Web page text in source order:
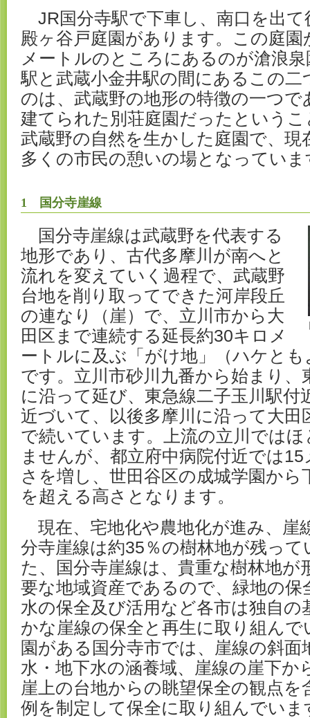
JR国分寺駅で下車し、南口を出て
殿ヶ谷戸庭園があります。この庭
メートルのところにあるのが滄浪
駅と武蔵小金井駅の間にあるこの二
のは、武蔵野の地形の特徴の一つで
建てられた別荘庭園だったという
武蔵野の自然を生かした庭園で、現
多くの市民の憩いの場となっていま
1 国分寺崖線
国分寺崖線は武蔵野を代表する
地形であり、古代多摩川が南へと
流れを変えていく過程で、武蔵野
台地を削り取ってできた河岸段丘
の連なり（崖）で、立川市から大
田区まで連続する延長約30キロメ
ートルに及ぶ「がけ地」（ハケと
です。立川市砂川九番から始まり、
に沿って延び、東急線二子玉川駅付
近づいて、以後多摩川に沿って大田
で続いています。上流の立川では
ませんが、都立府中病院付近では
さを増し、世田谷区の成城学園か
を超える高さとなります。
現在、宅地化や農地化が進み、崖
分寺崖線は約35％の樹林地が残っ
た、国分寺崖線は、貴重な樹林地が
要な地域資産であるので、緑地の保
水の保全及び活用など各市は独自の
かな崖線の保全と再生に取り組ん
園がある国分寺市では、崖線の斜面
水・地下水の涵養域、崖線の崖下か
崖上の台地からの眺望保全の観点
例を制定して保全に取り組んでいま